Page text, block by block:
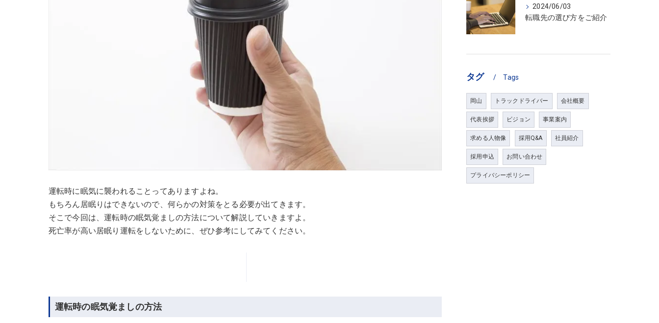
運転時に眠気に襲われることってありますよね。
もちろん居眠りはできないので、何らかの対策をとる必要が出てきます。
そこで今回は、運転時の眠気覚ましの方法について解説していきますよ。
死亡率が高い居眠り運転をしないために、ぜひ参考にしてみてください。
運転時の眠気覚ましの方法
2024/06/03
転職先の選び方をご紹介
タグ Tags
岡山 トラックドライバー 会社概要
代表挨拶 ビジョン 事業案内
求める人物像 採用Q&A 社員紹介
採用申込 お問い合わせ
プライバシーポリシー